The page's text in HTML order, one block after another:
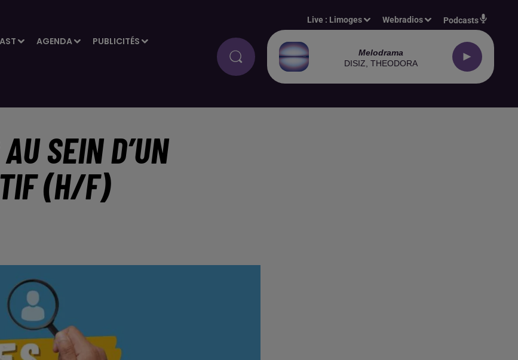
AGENDA PUBLICITÉS
Live : Limoges Webradios Podcasts
Melodrama
DISIZ, THEODORA
SEIN D’UN
(H/F)